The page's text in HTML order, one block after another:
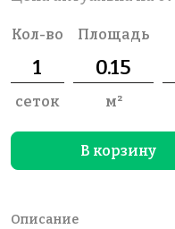
Кол-во
сеток
Площадь
м²
В корзину
Описание